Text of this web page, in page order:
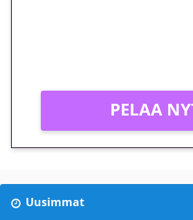
PELAA
Uusimmat